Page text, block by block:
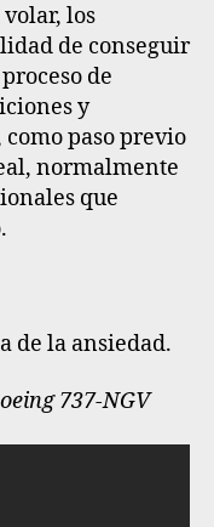
los
de conseguir
de
y
como paso previo
normalmente
que
de la ansiedad.
737-NGV